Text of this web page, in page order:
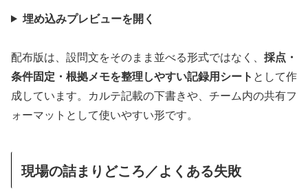
埋め込みプレビューを開く
配布版は、設問文をそのまま並べる形式ではなく、 採点・
条件固定・根拠メモを整理しやすい記録用シート として作
成しています。カルテ記載の下書きや、チーム内の共有フ
ォーマットとして使いやすい形です。
現場の詰まりどころ／よくある失敗